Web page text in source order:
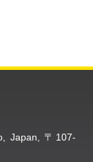
Japan, 〒107-